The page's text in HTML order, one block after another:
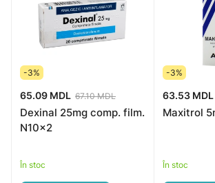
-3%
65.09 MDL 67.10 MDL
Dexinal 25mg comp. film.
N10x2
În stoc
-3%
63.53 MDL
Maxitrol
În stoc